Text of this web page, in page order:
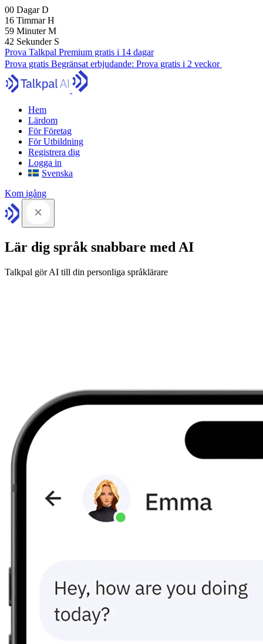
00 DagarD
16 TimmarH
59 MinuterM
41 Sekunder S
Prova Talkpal Premium gratis i 14 dagar
Prova gratis Begränsat erbjudande: Prova gratis i 2 veckor
Hem
Lärdom
För Företag
För Utbildning
Registrera dig
Logga in
Svenska
Kom igång
Lär dig språk snabbare med AI
Talkpal gör AI till din personliga språklärare